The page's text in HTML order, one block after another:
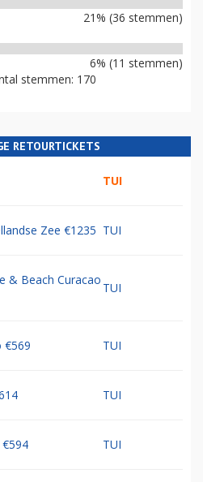
21% (36 stemmen)
6% (11 stemmen)
stemmen: 170
RETOURTICKETS
TUI
Zee €1235 TUI
& Beach Curacao
TUI
€569 TUI
TUI
TUI